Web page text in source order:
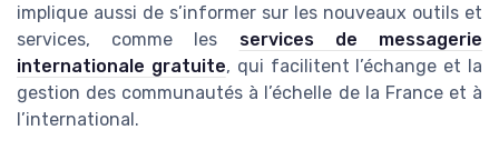
implique aussi de s’informer sur les nouveaux outils et
services, comme les services de messagerie
internationale gratuite, qui facilitent l’échange et la
gestion des communautés à l’échelle de la France et à
l’international.